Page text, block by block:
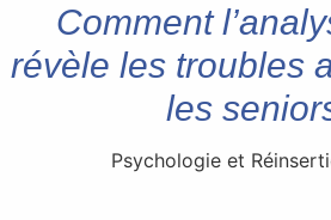
Comment
révèle les troubles
les
Psychologie et